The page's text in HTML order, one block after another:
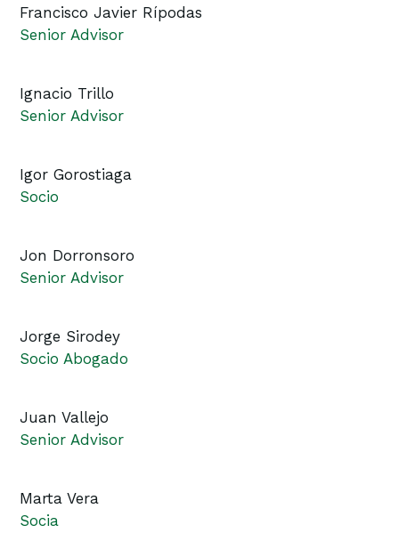
Francisco Javier Rípodas
Senior Advisor
Ignacio Trillo
Senior Advisor
Igor Gorostiaga
Socio
Jon Dorronsoro
Senior Advisor
Jorge Sirodey
Socio Abogado
Juan Vallejo
Senior Advisor
Marta Vera
Socia